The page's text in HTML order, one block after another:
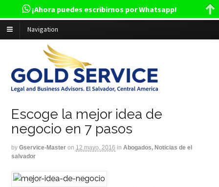
Navigation
Escoge la mejor idea de
negocio en 7 pasos
by Gservice-Master on 12 mayo, 2016 in Abogados, Noticias de el
salvador
¡Ahora puedes escribirnos por Whatsapp!